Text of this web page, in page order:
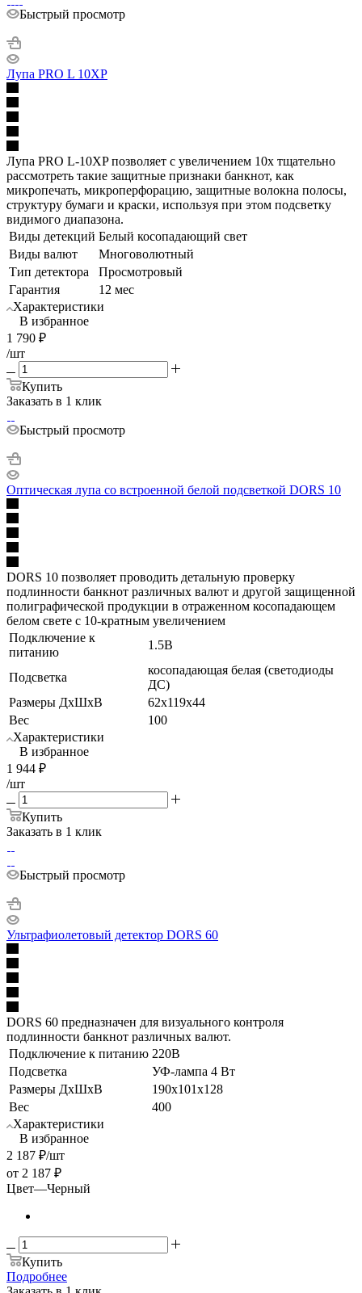
Быстрый просмотр
Лупа PRO L 10XP
Лупа PRO L-10XP позволяет с увеличением 10х тщательно
рассмотреть такие защитные признаки банкнот, как
микропечать, микроперфорацию, защитные волокна полосы,
структуру бумаги и краски, используя при этом подсветку
видимого диапазона.
Виды детекций Белый косопадающий свет
Виды валют
Многоволютный
Тип детектора
Просмотровый
Гарантия
12 мес
Характеристики
В избранное
1 790 ₽
/шт
Купить
Заказать в 1 клик
Быстрый просмотр
Оптическая лупа со встроенной белой подсветкой DORS 10
DORS 10 позволяет проводить детальную проверку
подлинности банкнот различных валют и другой защищенной
полиграфической продукции в отраженном косопадающем
белом свете с 10-кратным увеличением
Подключение к
питанию
1.5В
Подсветка
косопадающая белая (светодиоды
ДС)
Размеры ДхШхВ
62х119х44
Вес
100
Характеристики
В избранное
1 944 ₽
/шт
Купить
Заказать в 1 клик
Быстрый просмотр
Ультрафиолетовый детектор DORS 60
DORS 60 предназначен для визуального контроля
подлинности банкнот различных валют.
Подключение к питанию 220В
Подсветка
УФ-лампа 4 Вт
Размеры ДхШхВ
190х101х128
Вес
400
Характеристики
В избранное
2 187 ₽/шт
от 2 187 ₽
Цвет—Черный
Купить
Подробнее